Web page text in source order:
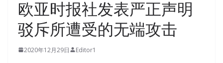
欧亚时报社发表严正声明
驳斥所遭受的无端攻击
2020年12月29日 Editor1